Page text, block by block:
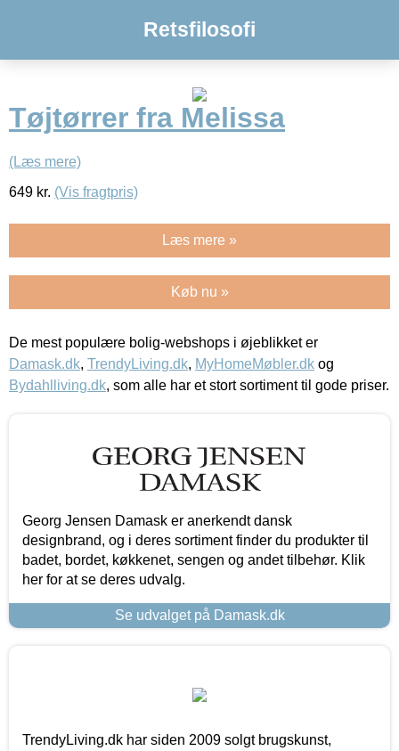
Retsfilosofi
Tøjtørrer fra Melissa
(Læs mere)
649 kr. (Vis fragtpris)
Læs mere »
Køb nu »
De mest populære bolig-webshops i øjeblikket er
Damask.dk, TrendyLiving.dk, MyHomeMøbler.dk og
Bydahlliving.dk, som alle har et stort sortiment til gode priser.
Georg Jensen Damask er anerkendt dansk
designbrand, og i deres sortiment finder du produkter til
badet, bordet, køkkenet, sengen og andet tilbehør. Klik
her for at se deres udvalg.
Se udvalget på Damask.dk
TrendyLiving.dk har siden 2009 solgt brugskunst,